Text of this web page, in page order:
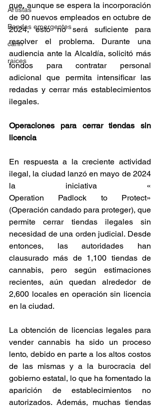
Artistas
Bandas emergentes
cann
raices
que, aunque se espera la incorporación
de 90 nuevos empleados en octubre de
2024, esto no será suficiente para
resolver el problema. Durante una
audiencia ante la Alcaldía, solicitó más
fondos para contratar personal
adicional que permita intensificar las
redadas y cerrar más establecimientos
ilegales.
Operaciones para cerrar tiendas sin
licencia
En respuesta a la creciente actividad
ilegal, la ciudad lanzó en mayo de 2024
la iniciativa «
Operation Padlock to Protect»
(Operación candado para proteger), que
permite cerrar tiendas ilegales sin
necesidad de una orden judicial. Desde
entonces, las autoridades han
clausurado más de 1,100 tiendas de
cannabis, pero según estimaciones
recientes, aún quedan alrededor de
2,600 locales en operación sin licencia
en la ciudad.
La obtención de licencias legales para
vender cannabis ha sido un proceso
lento, debido en parte a los altos costos
de las mismas y a la burocracia del
gobierno estatal, lo que ha fomentado la
aparición de establecimientos no
autorizados. Además, muchas tiendas